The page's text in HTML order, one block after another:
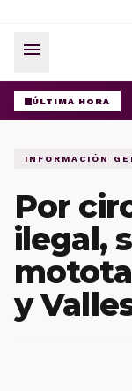
menu
ÚLTIMA HORA
INFORMACIÓN
Por
ilegal,
y